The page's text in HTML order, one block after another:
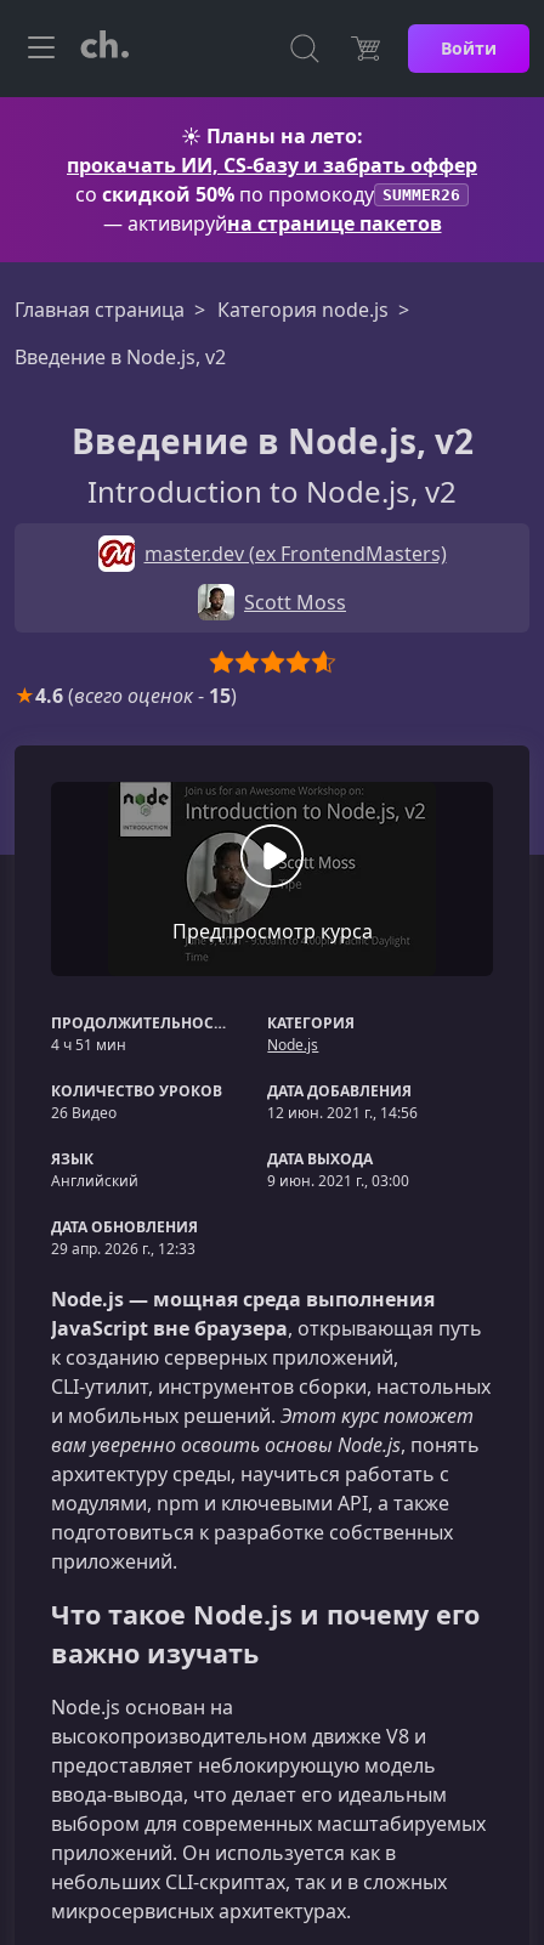
Войти
☀️ Планы на лето:
прокачать ИИ, CS-базу и забрать оффер
со скидкой 50% по промокоду SUMMER26
— активируйна странице пакетов
Главная страница
Категория node.js
Введение в Node.js, v2
Введение в Node.js, v2
Introduction to Node.js, v2
master.dev (ex FrontendMasters)
Scott Moss
★4.6(всего оценок- 15)
Предпросмотр курса
ПРОДОЛЖИТЕЛЬНОСТЬ
4 ч 51 мин
КАТЕГОРИЯ
Node.js
КОЛИЧЕСТВО УРОКОВ
26 Видео
ДАТА ДОБАВЛЕНИЯ
12 июн. 2021 г., 14:56
ЯЗЫК
Английский
ДАТА ВЫХОДА
9 июн. 2021 г., 03:00
ДАТА ОБНОВЛЕНИЯ
29 апр. 2026 г., 12:33
Node.js — мощная среда выполнения
JavaScript вне браузера, открывающая путь
к созданию серверных приложений,
CLI‑утилит, инструментов сборки, настольных
и мобильных решений. Этот курс поможет
вам уверенно освоить основы Node.js, понять
архитектуру среды, научиться работать с
модулями, npm и ключевыми API, а также
подготовиться к разработке собственных
приложений.
Что такое Node.js и почему его
важно изучать
Node.js основан на
высокопроизводительном движке V8 и
предоставляет неблокирующую модель
ввода‑вывода, что делает его идеальным
выбором для современных масштабируемых
приложений. Он используется как в
небольших CLI‑скриптах, так и в сложных
микросервисных архитектурах.